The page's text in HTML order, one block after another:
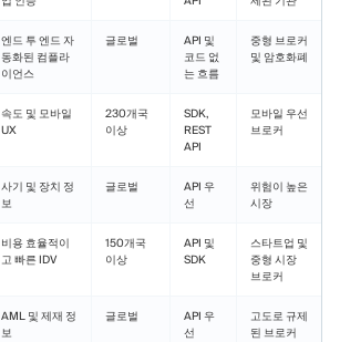
엔드 투 엔드 자
동화된 컴플라
이언스
글로벌
API 및
코드 없
는 흐름
중형 브로커
및 암호화폐
속도 및 모바일
UX
230개국
이상
SDK,
REST
API
모바일 우선
브로커
사기 및 장치 정
보
글로벌
API 우
선
위험이 높은
시장
비용 효율적이
고 빠른 IDV
150개국
이상
API 및
SDK
스타트업 및
중형 시장
브로커
AML 및 제재 정
보
글로벌
API 우
선
고도로 규제
된 브로커